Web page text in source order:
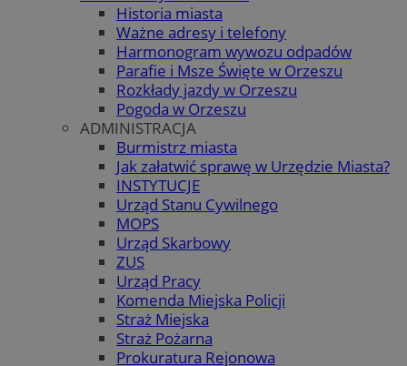
Historia miasta
Ważne adresy i telefony
Harmonogram wywozu odpadów
Parafie i Msze Święte w Orzeszu
Rozkłady jazdy w Orzeszu
Pogoda w Orzeszu
ADMINISTRACJA
Burmistrz miasta
Jak załatwić sprawę w Urzędzie Miasta?
INSTYTUCJE
Urząd Stanu Cywilnego
MOPS
Urząd Skarbowy
ZUS
Urząd Pracy
Komenda Miejska Policji
Straż Miejska
Straż Pożarna
Prokuratura Rejonowa